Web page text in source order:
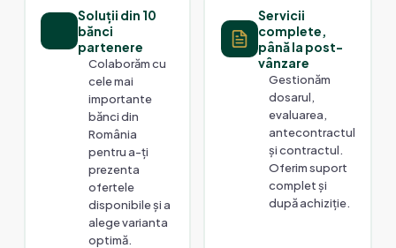
Soluții din 10
bănci
partenere
Colaborăm cu
cele mai
importante
bănci din
România
pentru a-ți
prezenta
ofertele
disponibile și a
alege varianta
optimă.
Servicii
complete,
până la post-
vânzare
Gestionăm
dosarul,
evaluarea,
antecontractul
și contractul.
Oferim suport
complet și
după achiziție.